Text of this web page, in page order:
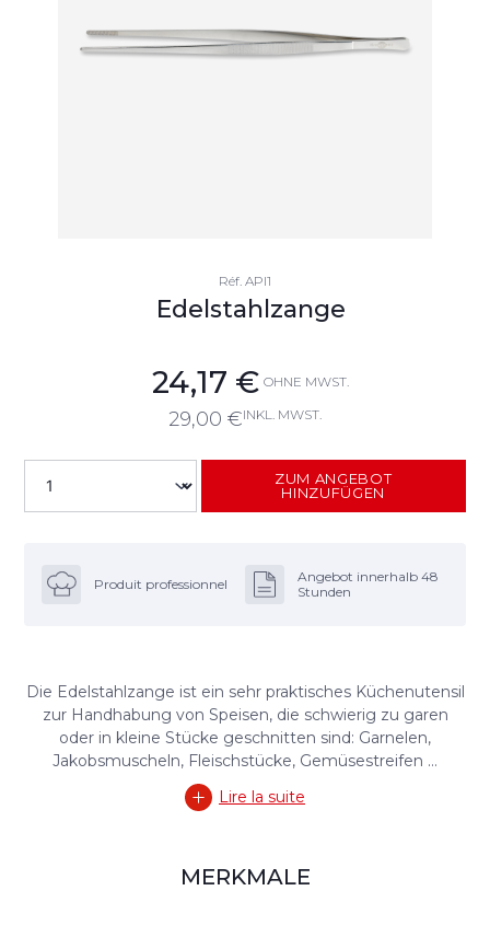
Réf. API1
Edelstahlzange
24,17 € OHNE MWST.
29,00 €INKL. MWST.
ZUM ANGEBOT
HINZUFÜGEN
Produit professionnel
Angebot innerhalb 48
Stunden
Die Edelstahlzange ist ein sehr praktisches Küchenutensil
zur Handhabung von Speisen, die schwierig zu garen
oder in kleine Stücke geschnitten sind: Garnelen,
Jakobsmuscheln, Fleischstücke, Gemüsestreifen …
Lire la suite
MERKMALE